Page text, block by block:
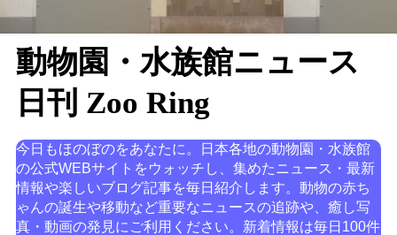
動物園・水族館ニュース
日刊 Zoo Ring
今日もほのぼのをあなたに。日本各地の動物園・水族館
の公式WEBサイトをウォッチし、集めたニュース・最新
情報や楽しいブログ記事を毎日紹介します。動物の赤ち
ゃんの誕生や移動など重要なニュースの追跡や、癒し写
真・動画の発見にご利用ください。新着情報は毎日100件